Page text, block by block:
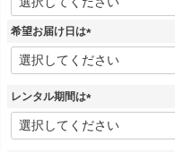
必
希望お届け日は
(
必
)
レンタル期間は
(
必